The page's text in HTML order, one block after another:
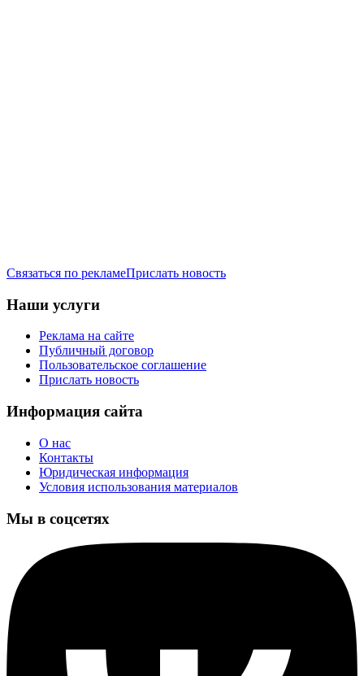
Связаться по рекламеПрислать новость
Наши услуги
Реклама на сайте
Публичный договор
Пользовательское соглашение
Прислать новость
Информация сайта
О нас
Контакты
Юридическая информация
Условия использования материалов
Мы в соцсетях